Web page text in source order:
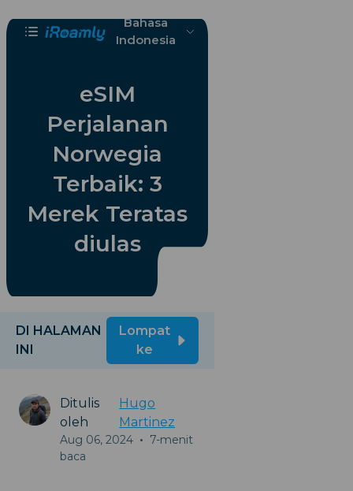
Bahasa
Indonesia
eSIM
Perjalanan
Norwegia
Terbaik: 3
Merek Teratas
diulas
DI HALAMAN
INI
Lompat
ke
Ditulis
oleh
Hugo
Martinez
Aug 06, 2024 • 7-menit
baca